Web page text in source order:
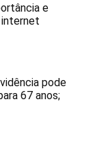
e
pode
67 anos;